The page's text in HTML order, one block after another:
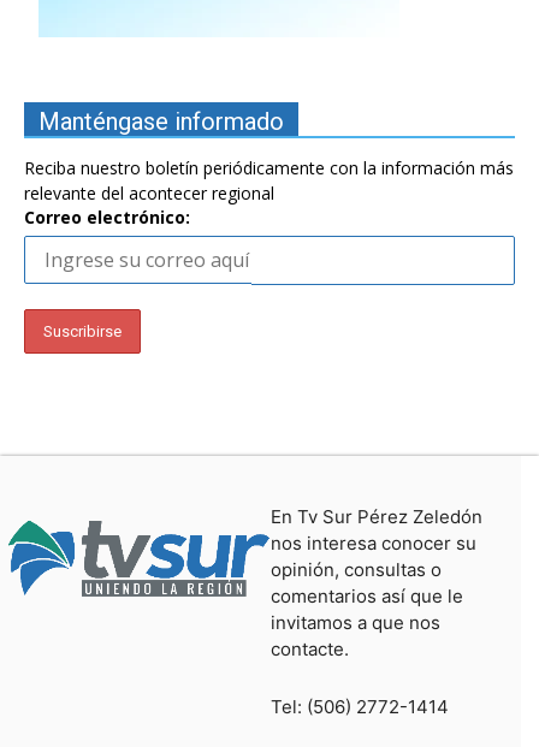
Manténgase informado
Reciba nuestro boletín periódicamente con la información más
relevante del acontecer regional
Correo electrónico:
En Tv Sur Pérez Zeledón
nos interesa conocer su
opinión, consultas o
comentarios así que le
invitamos a que nos
contacte.
Tel: (506) 2772-1414